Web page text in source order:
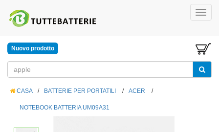
Nuovo prodotto
CASA / BATTERIE PER PORTATILI / ACER /
NOTEBOOK BATTERIA UM09A31